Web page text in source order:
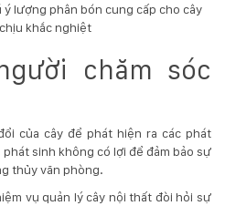
lượng phân bón cung cấp cho cây
khắc nghiệt
chăm sóc
của cây để phát hiện ra các phát
sinh không có lợi để đảm bảo sự
thủy văn phòng.
vụ quản lý cây nội thất đòi hỏi sự